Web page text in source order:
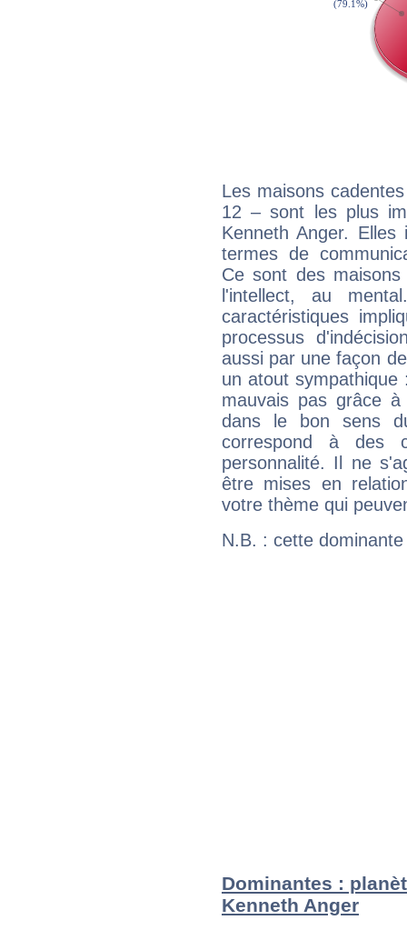
Les maisons
12 – sont les plus
Kenneth Anger.
termes de
Ce sont des
l'intellect, au
caractéristiques
processus
aussi par une façon
un atout
mauvais pas grâce
dans le bon sens
correspond à des
personnalité. Il ne
être mises en
votre thème qui
N.B. : cette
Dominantes :
Kenneth Anger